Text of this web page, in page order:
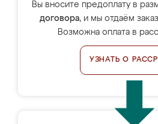
Вы вносите предоплату в
договора, и мы отдаём
Возможна оплата в
УЗНАТЬ О